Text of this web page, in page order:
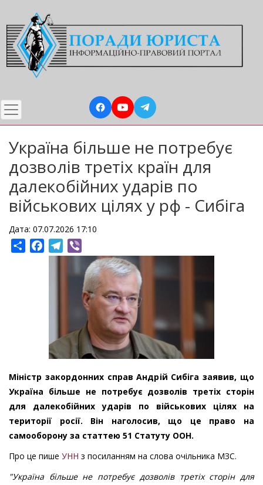
до
основного
вмісту
Україна більше не потребує
дозволів третіх країн для
далекобійних ударів по
військових цілях у рф - Сибіга
Дата: 07.07.2026 17:10
ShareFacebookTelegram
Міністр закордонних справ Андрій Сибіга заявив, що
Україна більше не потребує дозволів третіх сторін
для далекобійних ударів по військових цілях на
території росії. Він наголосив, що це право на
самооборону за статтею 51 Статуту ООН.
Про це пише УНН з посиланням на слова очільника МЗС.
"Україна більше не потребує дозволів третіх сторін для